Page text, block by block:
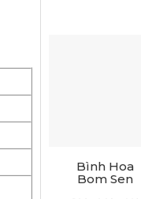
Bình Hoa
Bom Sen